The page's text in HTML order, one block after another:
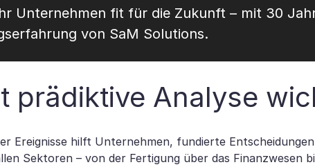
Unternehmen fit für die Zukunft – mit 30
von SaM Solutions.
prädiktive Analyse
Ereignisse hilft Unternehmen, fundierte
Sektoren – von der Fertigung über das Finanzwesen